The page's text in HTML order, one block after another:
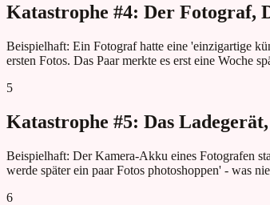
Katastrophe #4: Der Fotograf,
Beispielhaft: Ein Fotograf hatte eine 'einzigartige
ersten Fotos. Das Paar merkte es erst eine Woche
5
Katastrophe #5: Das
Beispielhaft: Der Kamera-Akku eines Fotografen
werde später ein paar Fotos photoshoppen' - was
6